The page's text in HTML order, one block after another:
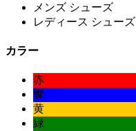
メンズ シューズ
レディース シューズ
カラー
赤
青
黄
緑